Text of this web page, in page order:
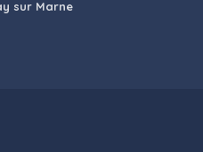
Marne